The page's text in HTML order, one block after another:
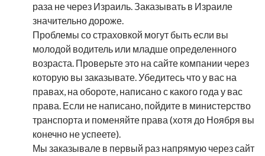
раза не через Израиль. Заказывать в Израиле
значительно дороже.
Проблемы со страховкой могут быть если вы
молодой водитель или младше определенного
возраста. Проверьте это на сайте компании через
которую вы заказывате. Убедитесь что у вас на
правах, на обороте, написано с какого года у вас
права. Если не написано, пойдите в министерство
транспорта и поменяйте права (хотя до Ноября вы
конечно не успеете).
Мы заказывале в первый раз напрямую через сайт